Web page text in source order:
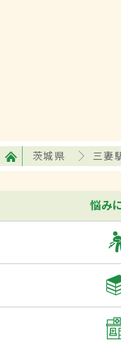
茨城県 三妻
悩み